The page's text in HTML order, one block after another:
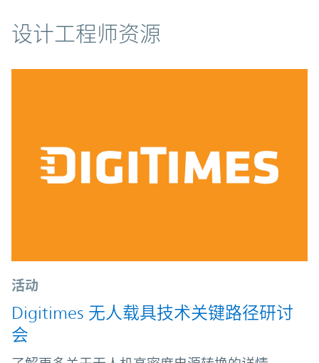
资源
设计工程师资源
活动
Digitimes 无人载具技术关键路径研讨
会